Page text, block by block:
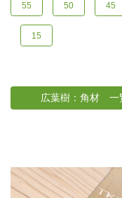
55 50 45
15
広葉樹：角材 一